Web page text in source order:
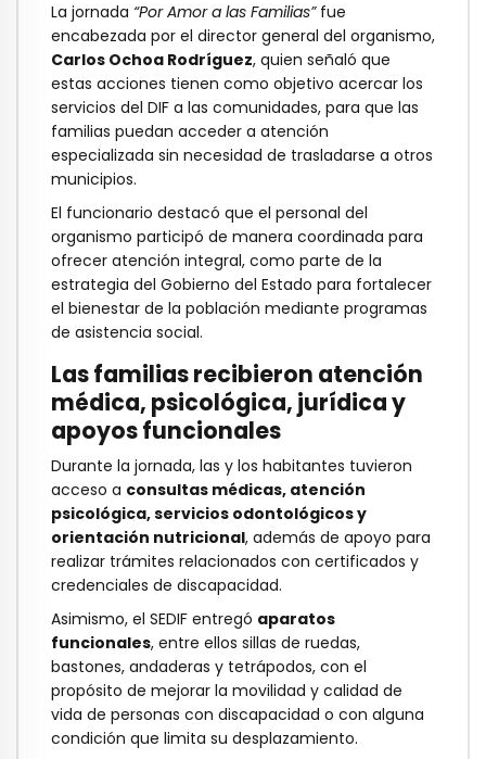
La jornada “Por Amor a las Familias”fue
encabezada por el director general del organismo,
Carlos Ochoa Rodríguez, quien señaló que
estas acciones tienen como objetivo acercar los
servicios del DIF a las comunidades, para que las
familias puedan acceder a atención
especializada sin necesidad de trasladarse a otros
municipios.
El funcionario destacó que el personal del
organismo participó de manera coordinada para
ofrecer atención integral, como parte de la
estrategia del Gobierno del Estado para fortalecer
el bienestar de la población mediante programas
de asistencia social.
Las familias recibieron atención
médica, psicológica, jurídica y
apoyos funcionales
Durante la jornada, las y los habitantes tuvieron
acceso a consultas médicas, atención
psicológica, servicios odontológicos y
orientación nutricional, además de apoyo para
realizar trámites relacionados con certificados y
credenciales de discapacidad.
Asimismo, el SEDIF entregó aparatos
funcionales, entre ellos sillas de ruedas,
bastones, andaderas y tetrápodos, con el
propósito de mejorar la movilidad y calidad de
vida de personas con discapacidad o con alguna
condición que limita su desplazamiento.